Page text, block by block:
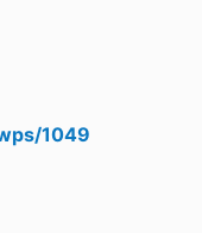
1049